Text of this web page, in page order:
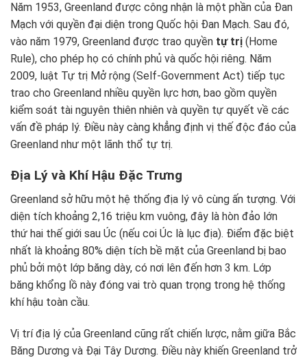
Năm 1953, Greenland được công nhận là một phần của Đan
Mạch với quyền đại diện trong Quốc hội Đan Mạch. Sau đó,
vào năm 1979, Greenland được trao quyền tự trị (Home
Rule), cho phép họ có chính phủ và quốc hội riêng. Năm
2009, luật Tự trị Mở rộng (Self-Government Act) tiếp tục
trao cho Greenland nhiều quyền lực hơn, bao gồm quyền
kiểm soát tài nguyên thiên nhiên và quyền tự quyết về các
vấn đề pháp lý. Điều này càng khẳng định vị thế độc đáo của
Greenland như một lãnh thổ tự trị.
Địa Lý và Khí Hậu Đặc Trưng
Greenland sở hữu một hệ thống địa lý vô cùng ấn tượng. Với
diện tích khoảng 2,16 triệu km vuông, đây là hòn đảo lớn
thứ hai thế giới sau Úc (nếu coi Úc là lục địa). Điểm đặc biệt
nhất là khoảng 80% diện tích bề mặt của Greenland bị bao
phủ bởi một lớp băng dày, có nơi lên đến hơn 3 km. Lớp
băng khổng lồ này đóng vai trò quan trọng trong hệ thống
khí hậu toàn cầu.
Vị trí địa lý của Greenland cũng rất chiến lược, nằm giữa Bắc
Băng Dương và Đại Tây Dương. Điều này khiến Greenland trở